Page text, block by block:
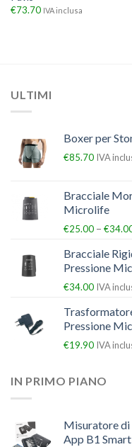
€73.70 IVA inclusa
ULTIMI
Boxer per
€85.70 IVA
Bracciale
Microlife
€25.00 – €
Bracciale
Pressione
€34.00 IVA
Pressione
€19.90 IVA
IN PRIMO PIANO
Misuratore di
App B1 Smart